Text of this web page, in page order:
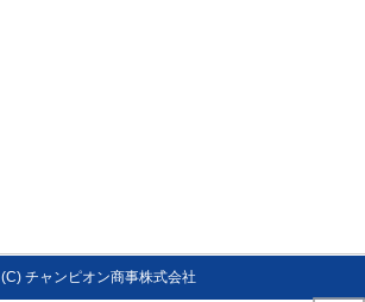
(C) チャンピオン商事株式会社